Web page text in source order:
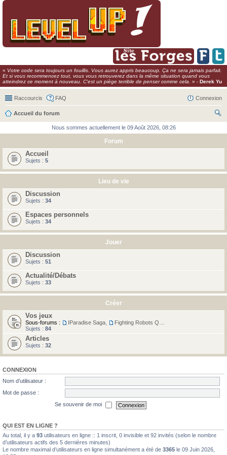
« Votre code sera toujours un fouillis. Vous aurez appris beaucoup. Ça ne sera jamais parfait.
Et si vous recommencez tout, vous vous retrouverez dans la même situation quand vous
atteindrez ce moment à nouveau. C'est un piège terrible de penser comme cela.
» - Derek Yu
Raccourcis FAQ Connexion
Accueil du forum
ch
Nous sommes actuellement le 09 Août 2026, 08:26
Forum
Accueil
Sujets : 5
Lieu de vie
Discussion
Sujets : 34
Espaces personnels
Sujets : 34
Jouer
Discussion
Sujets : 51
Actualité/Débats
Sujets : 33
Créer
Vos jeux
Sous-forums : IParadise Saga
Sujets : 84
Articles
Sujets : 32
CONNEXION
Nom d’utilisateur :
Mot de passe :
Se souvenir de moi
QUI EST EN LIGNE ?
Au total, il y a 93 utilisateurs en ligne :: 1 inscrit, 0 invisible et 92 invités (selon le nombre
d’utilisateurs actifs des 5 dernières minutes)
Le nombre maximal d’utilisateurs en ligne simultanément a été de 3365 le 09 Juin 2026,